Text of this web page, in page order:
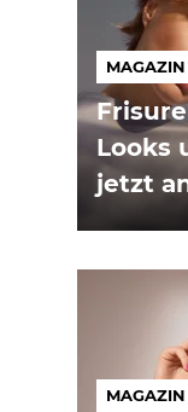
MAGAZIN
Looks
jetzt
MAGAZIN